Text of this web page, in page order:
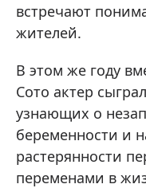
встречают
жителей.
В этом же году
Сото актер
узнающих о
беременности и
растерянности
переменами в